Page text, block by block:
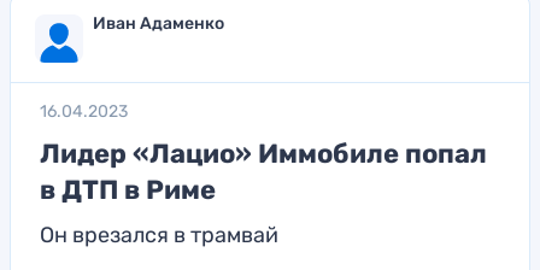
Иван Адаменко
16.04.2023
Лидер «Лацио» Иммобиле попал
в ДТП в Риме
Он врезался в трамвай